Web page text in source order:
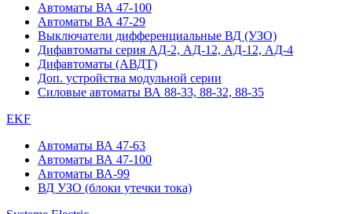
Автоматы ВА 47-100
Автоматы ВА 47-29
Выключатели дифференциальные ВД (УЗО)
Дифавтоматы серия АД-2, АД-12, АД-12, АД-4
Дифавтоматы (АВДТ)
Доп. устройства модульной серии
Силовые автоматы ВА 88-33, 88-32, 88-35
EKF
Автоматы ВА 47-63
Автоматы ВА 47-100
Автоматы ВА-99
ВД УЗО (блоки утечки тока)